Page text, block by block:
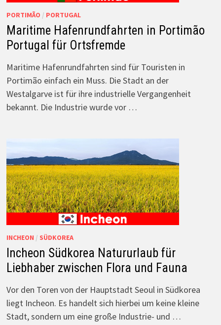
PORTIMÃO / PORTUGAL
Maritime Hafenrundfahrten in Portimão
Portugal für Ortsfremde
Maritime Hafenrundfahrten sind für Touristen in
Portimão einfach ein Muss. Die Stadt an der
Westalgarve ist für ihre industrielle Vergangenheit
bekannt. Die Industrie wurde vor …
INCHEON / SÜDKOREA
Incheon Südkorea Natururlaub für
Liebhaber zwischen Flora und Fauna
Vor den Toren von der Hauptstadt Seoul in Südkorea
liegt Incheon. Es handelt sich hierbei um keine kleine
Stadt, sondern um eine große Industrie- und …